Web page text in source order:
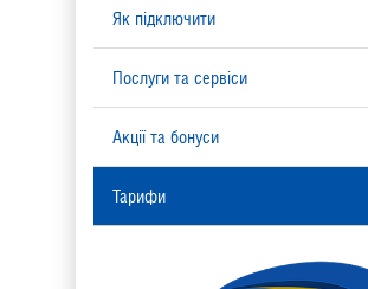
Як підключити
Послуги та сервіси
Акції та бонуси
Тарифи